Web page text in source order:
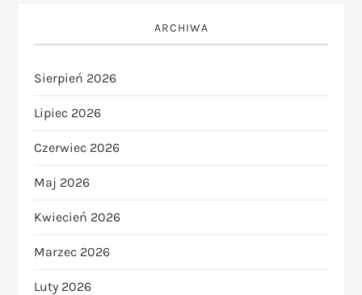
ARCHIWA
Sierpień 2026
Lipiec 2026
Czerwiec 2026
Maj 2026
Kwiecień 2026
Marzec 2026
Luty 2026